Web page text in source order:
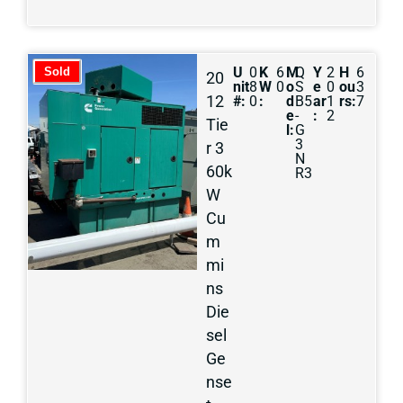
Sold
20
12
Tie
r 3
60k
W
Cu
m
mi
ns
Die
sel
Ge
nse
U
nit
#:
0
8
0
K
W
:
6
0
M
o
d
e
l:
Q
S
B5
-
G
3
N
R3
Y
e
ar
:
2
0
1
2
H
ou
rs:
6
3
7